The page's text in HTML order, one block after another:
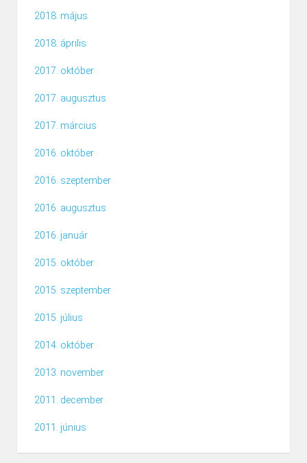
2018. május
2018. április
2017. október
2017. augusztus
2017. március
2016. október
2016. szeptember
2016. augusztus
2016. január
2015. október
2015. szeptember
2015. július
2014. október
2013. november
2011. december
2011. június